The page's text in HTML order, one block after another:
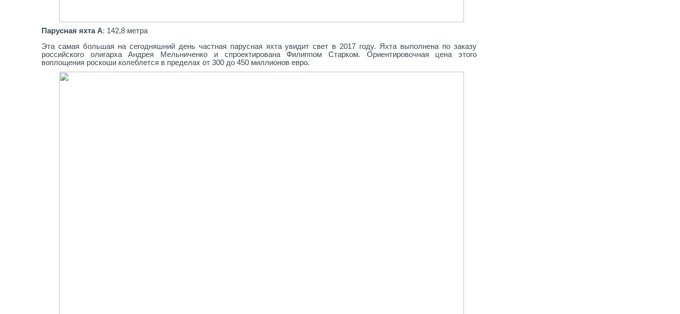
Парусная яхта A: 142,8 метра
Эта самая большая на сегодняшний день частная парусная яхта увидит свет в 2017 году. Яхта выполнена по заказу
российского олигарха Андрея Мельниченко и спроектирована Филиппом Старком. Ориентировочная цена этого
воплощения роскоши колеблется в пределах от 300 до 450 миллионов евро.